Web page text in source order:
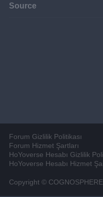
Source
Forum Gizlilik Politikası
Forum Hizmet Şartları
HoYoverse Hesabı Gizlilik
HoYoverse Hesabı Hizmet
Copyright ©